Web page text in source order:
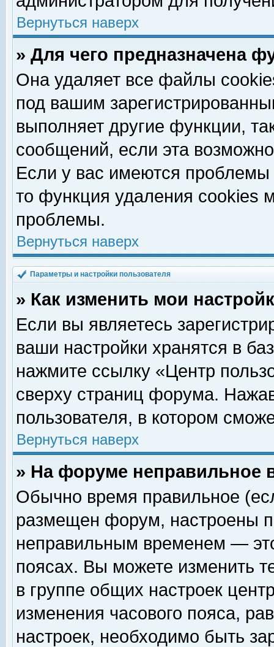
Вернуться наверх
» Для чего предназначена
Она удаляет все файлы
под вашим
выполняет другие функции,
сообщений, если эта
Если у вас имеются
то функция удаления cookies
проблемы.
Вернуться наверх
Параметры и настройки пользователя
» Как изменить мои
Если вы являетесь
ваши настройки хранятся в
нажмите ссылку «Центр
сверху страниц форума.
пользователя, в котором
Вернуться наверх
» На форуме неправильное
Обычно время правильное
размещен форум, настроены
неправильным временем —
поясах. Вы можете изменить
в группе общих настроек
изменения часового пояса,
настроек, необходимо быть